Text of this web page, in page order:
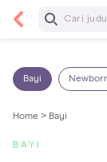
Bayi
Home > Bayi
BAYI